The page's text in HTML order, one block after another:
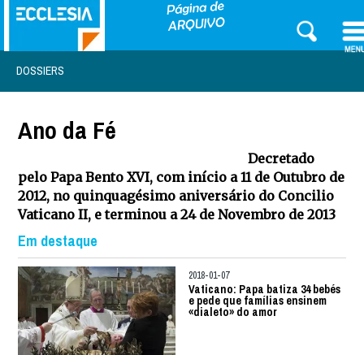
DOSSIERS
Ano da Fé
Decretado
pelo Papa Bento XVI, com início a 11 de Outubro de
2012, no quinquagésimo aniversário do Concilio
Vaticano II, e terminou a 24 de Novembro de 2013
Em destaque
2018-01-07
Vaticano: Papa batiza 34 bebés
e pede que famílias ensinem
«dialeto» do amor